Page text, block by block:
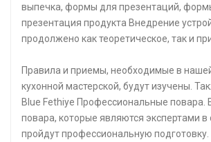
выпечка, формы для презентаций,
презентация продукта Внедрение
продолжено как теоретическое, так и
Правила и приемы, необходимые в
кухонной мастерской, будут изучены.
Blue Fethiye Профессиональные повара.
повара, которые являются экспертами в
пройдут профессиональную подготовку.